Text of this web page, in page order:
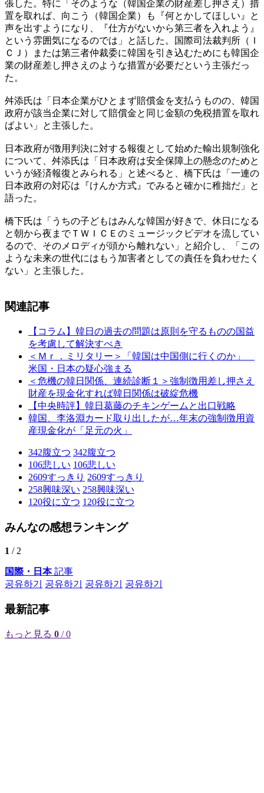
張した。特に「そのような（韓国企業の財産差し押さえ）措
置を取れば、向こう（韓国企業）も『何とかしてほしい』と
声を出すようになり、『仕方がないから第三者を入れよう』
という雰囲気になるのでは」と話した。国際司法裁判所（Ｉ
ＣＪ）または第三者仲裁委に韓国を引き込むためにも韓国企
業の財産差し押さえのような措置が必要だという主張だっ
た。
舛添氏は「日本企業がひとまず賠償金を支払うものの、韓国
政府が該当企業に対して賠償金と同じ金額の免税措置を取れ
ばよい」と主張した。
日本政府が徴用判決に対する報復として始めた輸出規制強化
について、舛添氏は「日本政府は安全保障上の懸念のためと
いうが経済報復とみられる」と述べると、橋下氏は「一連の
日本政府の対応は『けんか方式』でみると確かに稚拙だ」と
語った。
橋下氏は「うちの子どもはみんな韓国が好きで、休日になる
と朝から夜までＴＷＩＣＥのミュージックビデオを流してい
るので、そのメロディが頭から離れない」と紹介し、「この
ような未来の世代にはもう加害者としての責任を負わせたく
ない」と主張した。
関連記事
【コラム】韓日の過去の問題は原則を守るものの国益
を考慮して解決すべき
＜Ｍｒ．ミリタリー＞「韓国は中国側に行くのか」
米国・日本の疑心強まる
＜危機の韓日関係、連続診断１＞強制徴用差し押さえ
財産を現金化すれば韓日関係は破綻危機
【中央時評】韓日葛藤のチキンゲームと出口戦略
韓国、李洛淵カード取り出したが…年末の強制徴用資
産現金化が「足元の火」
342腹立つ 342腹立つ
106悲しい 106悲しい
2609すっきり 2609すっきり
258興味深い 258興味深い
120役に立つ 120役に立つ
みんなの感想ランキング
1 / 2
国際・日本記事
공유하기
공유하기 공유하기 공유하기
最新記事
もっと見る 0 / 0